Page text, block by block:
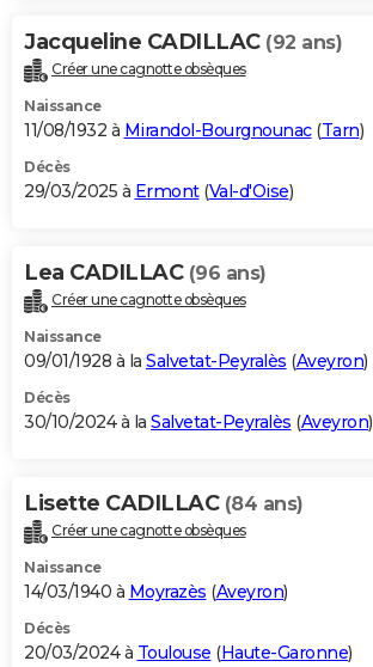
Jacqueline CADILLAC (92 ans)
Créer une cagnotte obsèques
Naissance
11/08/1932 à Mirandol-Bourgnounac(Tarn)
Décès
29/03/2025 à Ermont(Val-d'Oise)
Lea CADILLAC (96 ans)
Créer une cagnotte obsèques
Naissance
09/01/1928 à la Salvetat-Peyralès (Aveyron)
Décès
30/10/2024 à la Salvetat-Peyralès (Aveyron)
Lisette CADILLAC (84 ans)
Créer une cagnotte obsèques
Naissance
14/03/1940 à Moyrazès (Aveyron)
Décès
20/03/2024 à Toulouse (Haute-Garonne)